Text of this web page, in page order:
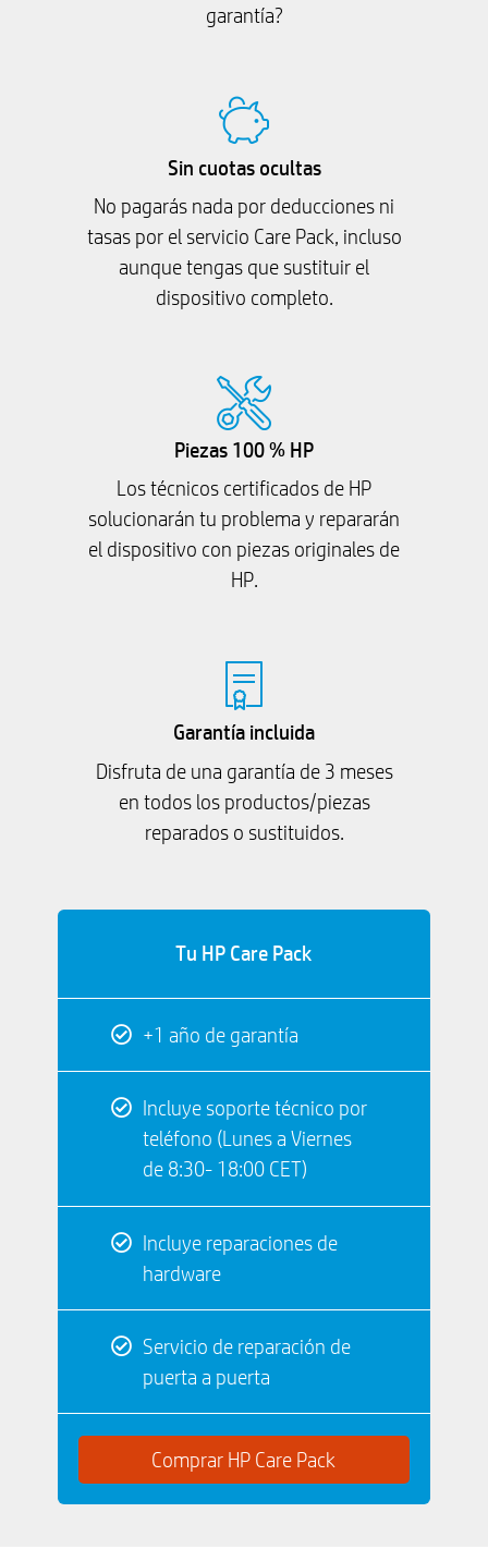
garantía?
Sin cuotas ocultas
No pagarás nada por deducciones ni
tasas por el servicio Care Pack, incluso
aunque tengas que sustituir el
dispositivo completo.
Piezas 100 % HP
Los técnicos certificados de HP
solucionarán tu problema y repararán
el dispositivo con piezas originales de
HP.
Garantía incluida
Disfruta de una garantía de 3 meses
en todos los productos/piezas
reparados o sustituidos.
Tu HP Care Pack
+1 año de garantía
Incluye soporte técnico por
teléfono (Lunes a Viernes
de 8:30- 18:00 CET)
Incluye reparaciones de
hardware
Servicio de reparación de
puerta a puerta
Comprar HP Care Pack